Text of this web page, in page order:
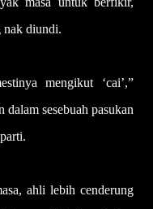
nak diundi.
mengikut ‘cai’,”
sesebuah pasukan
ahli lebih cenderung